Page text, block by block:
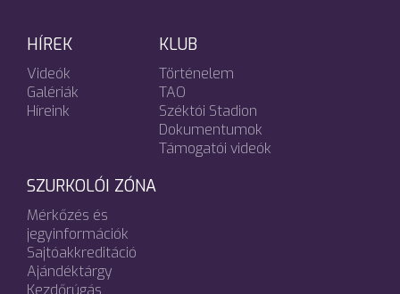
HÍREK
Videók
Galériák
Híreink
KLUB
Történelem
TAO
Széktói Stadion
Dokumentumok
Támogatói videók
SZURKOLÓI ZÓNA
Mérkőzés és
jegyinformációk
Sajtóakkreditáció
Ajándéktárgy
Kezdőrúgás